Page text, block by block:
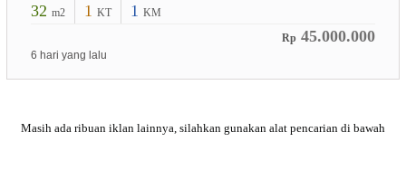
32 m2 1 KT 1 KM
Rp 45.000.000
6 hari yang lalu
Masih ada ribuan iklan lainnya, silahkan gunakan alat pencarian di bawah